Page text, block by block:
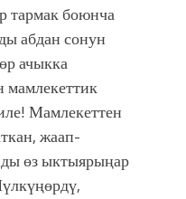
тармак боюнча
абдан сонун
ачыкка
Мамлекеттен
жаап-
өз ыктыярыңар